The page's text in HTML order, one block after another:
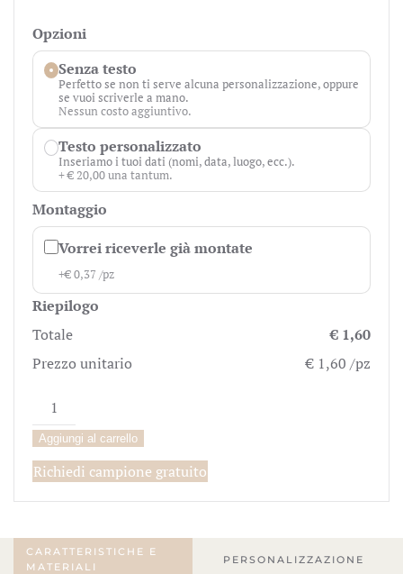
Opzioni
Senza testo
Perfetto se non ti serve alcuna personalizzazione, oppure
se vuoi scriverle a mano.
Nessun costo aggiuntivo.
Testo personalizzato
Inseriamo i tuoi dati (nomi, data, luogo, ecc.).
+ € 20,00 una tantum.
Montaggio
Vorrei riceverle già montate
+€0,37 /pz
Riepilogo
Totale
€ 1,60
Prezzo unitario
€ 1,60 /pz
Menù
"Romantica"
quantità
Aggiungi al carrello
Richiedi campione gratuito
CARATTERISTICHE E
MATERIALI
PERSONALIZZAZIONE